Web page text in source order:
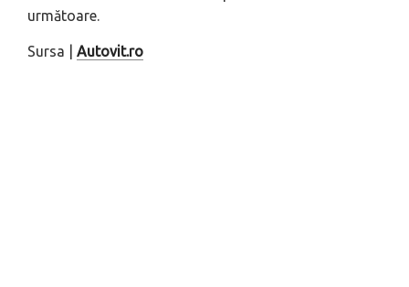
următoare.
Sursa | Autovit.ro